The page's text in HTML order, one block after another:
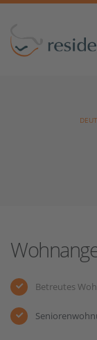
Betreutes